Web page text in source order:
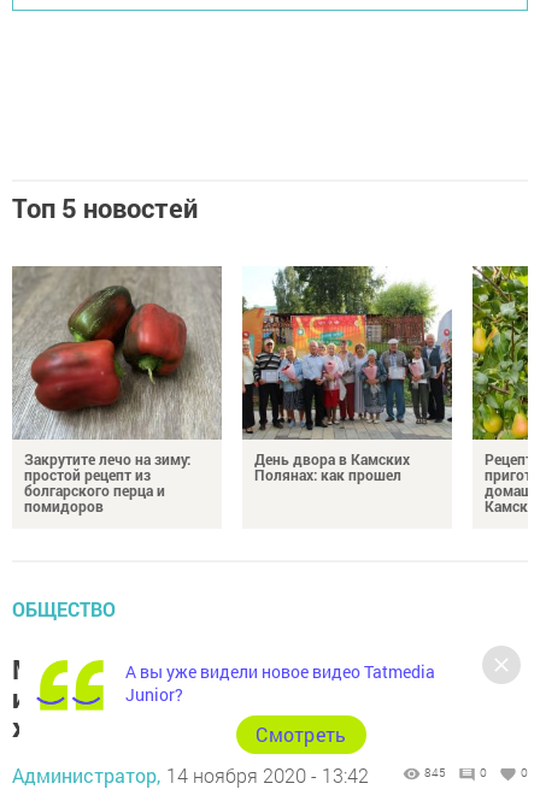
Топ 5 новостей
Закрутите лечо на зиму:
простой рецепт из
болгарского перца и
помидоров
День двора в Камских
Полянах: как прошел
ОБЩЕСТВО
Маршрут автотрассы М12 в Татарстане
изменили с учетом пожеланий местных
жителей
Администратор, 14 ноября 2020 - 13:42 845 0 0
А вы уже видели новое видео Tatmedia
Junior?
Cмотреть